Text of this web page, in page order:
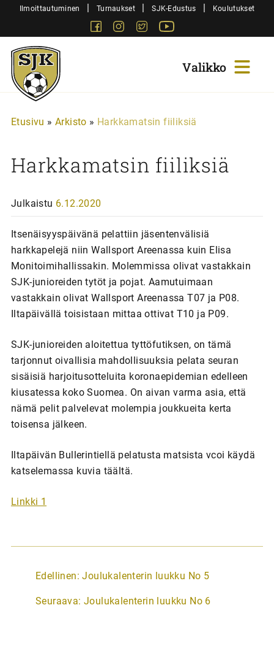
SiirryIlmoittautuminen | Turnaukset | SJK-Edustus | Koulutukset
FacebookInstagram
Twitter
Sjk-
Juniorit
Etusivu » Arkisto » Harkkamatsin fiiliksiä
Harkkamatsin fiiliksiä
Julkaistu 6.12.2020
Itsenäisyyspäivänä pelattiin jäsentenvälisiä
harkkapelejä niin Wallsport Areenassa kuin Elisa
Monitoimihallissakin. Molemmissa olivat vastakkain
SJK-junioreiden tytöt ja pojat. Aamutuimaan
vastakkain olivat Wallsport Areenassa T07 ja P08.
Iltapäivällä toisistaan mittaa ottivat T10 ja P09.
SJK-junioreiden aloitettua tyttöfutiksen, on tämä
tarjonnut oivallisia mahdollisuuksia pelata seuran
sisäisiä harjoitusotteluita koronaepidemian edelleen
kiusatessa koko Suomea. On aivan varma asia, että
nämä pelit palvelevat molempia joukkueita kerta
toisensa jälkeen.
Iltapäivän Bullerintiellä pelatusta matsista vcoi käydä
katselemassa kuvia täältä.
Linkki 1
A
t
Edellinen: Joulukalenterin luukku No 5
Seuraava: Joulukalenterin luukku No 6